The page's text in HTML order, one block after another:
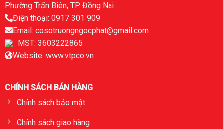
Phường Trấn Biên, TP. Đồng Nai
Điện thoại: 0917 301 909
Email: cosotruongngocphat@gmail.com
MST: 3603222865
Website: www.vtpco.vn
CHÍNH SÁCH BÁN HÀNG
Chính sách bảo mật
Chính sách giao hàng